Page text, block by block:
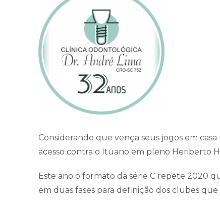
Considerando que vença seus jogos em
acesso contra o Ituano em pleno Heriberto
Este ano o formato da série C repete 2020
em duas fases para definição dos clubes que